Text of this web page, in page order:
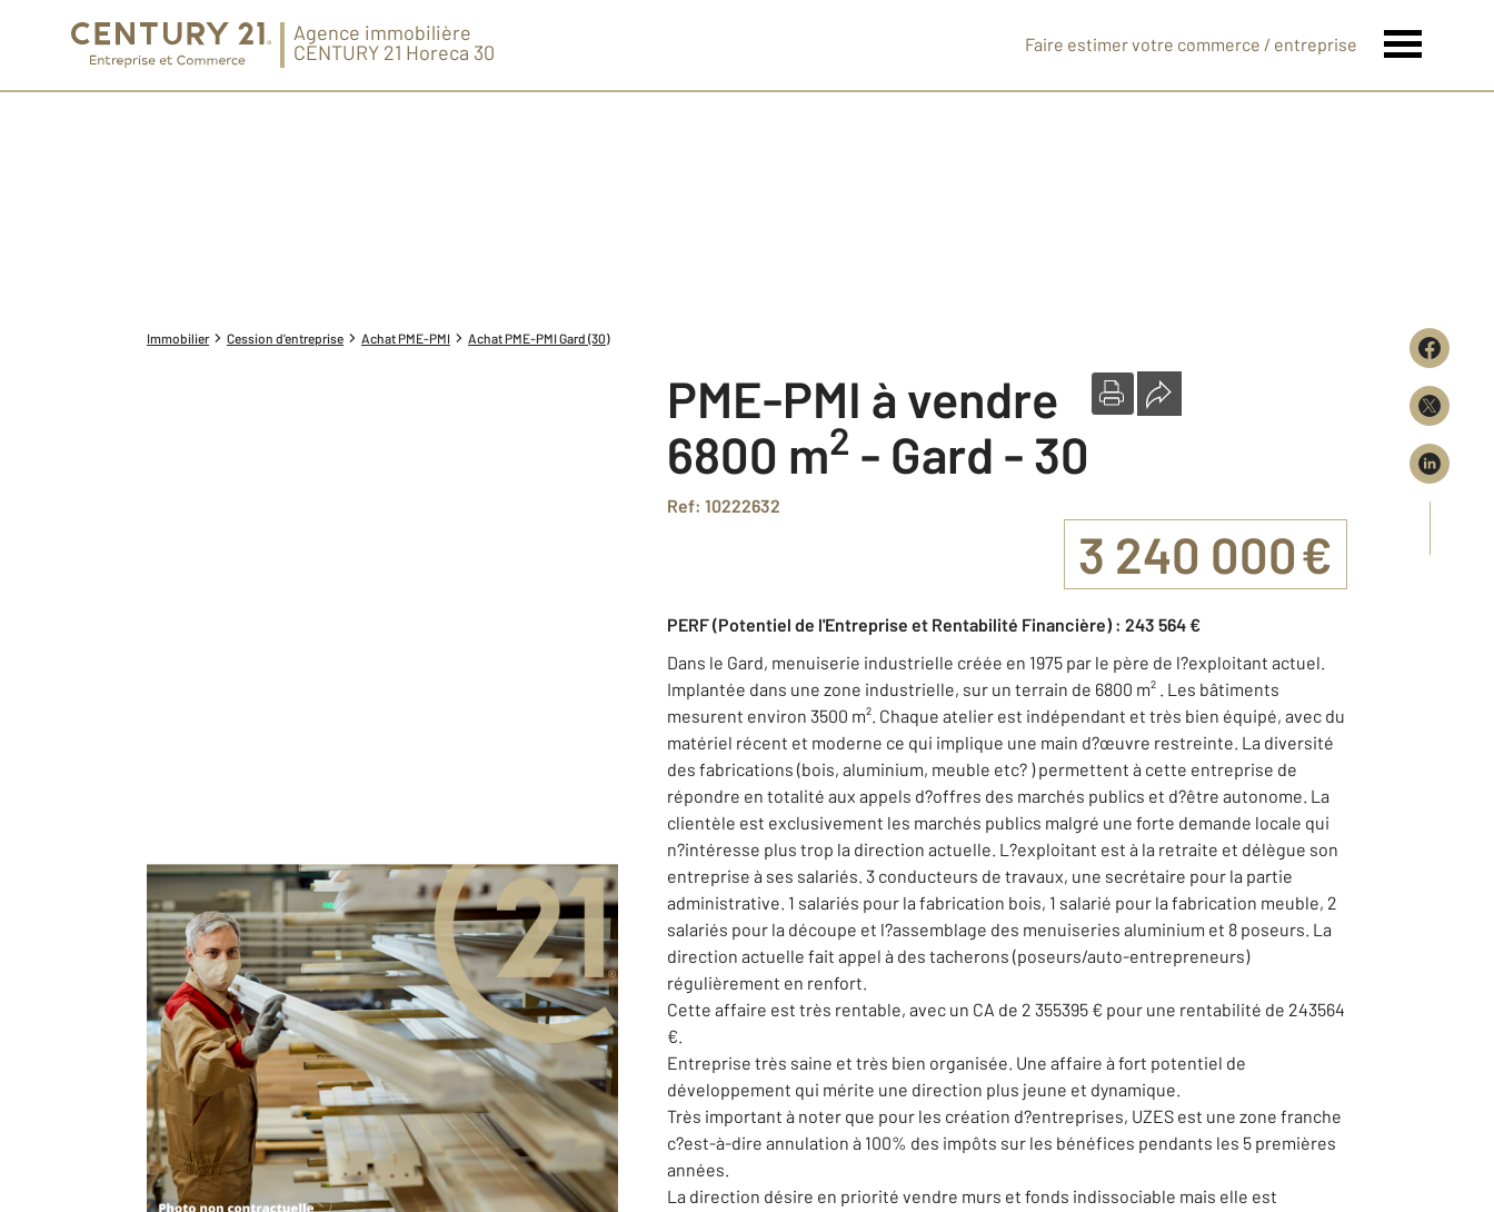
Agence immobilière
CENTURY 21 Horeca 30
Faire estimer votre commerce / entreprise
Immobilier Cession d'entreprise Achat PME-PMI Achat PME-PMI Gard (30)
PME-PMI à vendre
6800 m2 - Gard - 30
Ref: 10222632
3 240 000 €
PERF (Potentiel de l'Entreprise et Rentabilité Financière) : 243 564 €
Dans le Gard, menuiserie industrielle créée en 1975 par le père de l?exploitant actuel.
Implantée dans une zone industrielle, sur un terrain de 6800 m² . Les bâtiments
mesurent environ 3500 m². Chaque atelier est indépendant et très bien équipé, avec du
matériel récent et moderne ce qui implique une main d?œuvre restreinte. La diversité
des fabrications (bois, aluminium, meuble etc? ) permettent à cette entreprise de
répondre en totalité aux appels d?offres des marchés publics et d?être autonome. La
clientèle est exclusivement les marchés publics malgré une forte demande locale qui
n?intéresse plus trop la direction actuelle. L?exploitant est à la retraite et délègue son
entreprise à ses salariés. 3 conducteurs de travaux, une secrétaire pour la partie
administrative. 1 salariés pour la fabrication bois, 1 salarié pour la fabrication meuble, 2
salariés pour la découpe et l?assemblage des menuiseries aluminium et 8 poseurs. La
direction actuelle fait appel à des tacherons (poseurs/auto-entrepreneurs)
régulièrement en renfort.
Cette affaire est très rentable, avec un CA de 2 355395 € pour une rentabilité de 243564
€.
Entreprise très saine et très bien organisée. Une affaire à fort potentiel de
développement qui mérite une direction plus jeune et dynamique.
Très important à noter que pour les création d?entreprises, UZES est une zone franche
c?est-à-dire annulation à 100% des impôts sur les bénéfices pendants les 5 premières
années.
La direction désire en priorité vendre murs et fonds indissociable mais elle est